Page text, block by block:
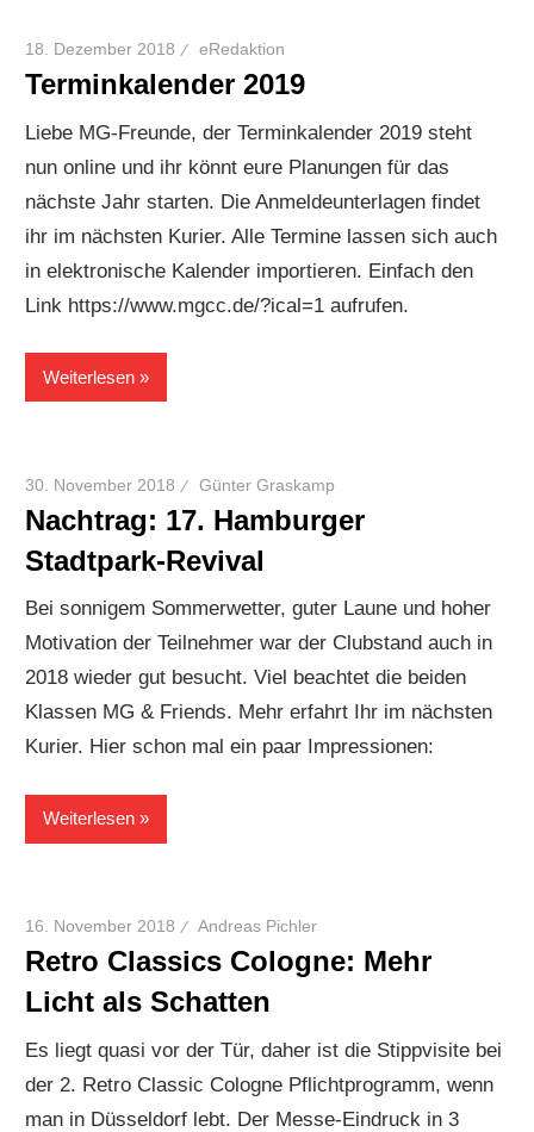
18. Dezember 2018 eRedaktion
Terminkalender 2019
Liebe MG-Freunde, der Terminkalender 2019 steht
nun online und ihr könnt eure Planungen für das
nächste Jahr starten. Die Anmeldeunterlagen findet
ihr im nächsten Kurier. Alle Termine lassen sich auch
in elektronische Kalender importieren. Einfach den
Link https://www.mgcc.de/?ical=1 aufrufen.
Weiterlesen
30. November 2018 Günter Graskamp
Nachtrag: 17. Hamburger
Stadtpark-Revival
Bei sonnigem Sommerwetter, guter Laune und hoher
Motivation der Teilnehmer war der Clubstand auch in
2018 wieder gut besucht. Viel beachtet die beiden
Klassen MG & Friends. Mehr erfahrt Ihr im nächsten
Kurier. Hier schon mal ein paar Impressionen:
Weiterlesen
16. November 2018 Andreas Pichler
Retro Classics Cologne: Mehr
Licht als Schatten
Es liegt quasi vor der Tür, daher ist die Stippvisite bei
der 2. Retro Classic Cologne Pflichtprogramm, wenn
man in Düsseldorf lebt. Der Messe-Eindruck in 3